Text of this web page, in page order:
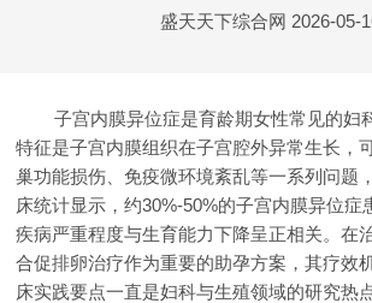
盛天天下综合网 2026-05-
子宫内膜异位症是育龄期女性常见的妇
特征是子宫内膜组织在子宫腔外异常生长，
巢功能损伤、免疫微环境紊乱等一系列问题
床统计显示，约30%-50%的子宫内膜异位症
疾病严重程度与生育能力下降呈正相关。在
合促排卵治疗作为重要的助孕方案，其疗效
床实践要点一直是妇科与生殖领域的研究热